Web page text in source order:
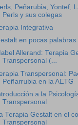
Peñarubia, Yontef,
Perls y sus colegas
Integrativa
en pocas palabras
Allerand: Terapia
Transpersonal (...
Transpersonal:
Peñarrubia en la AETG
a la
Transpersonal
Terapia Gestalt en el
Transpersonal